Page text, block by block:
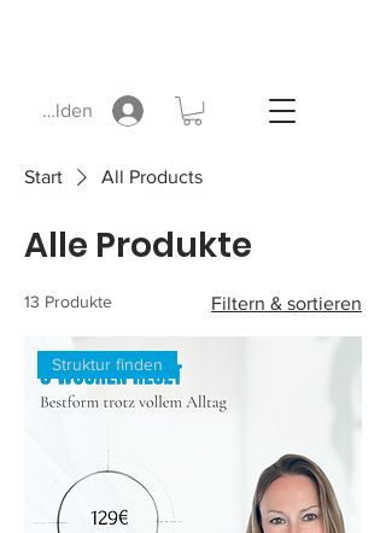
Anmelden
Start All Products
Alle Produkte
13 Produkte Filtern & sortieren
Struktur finden